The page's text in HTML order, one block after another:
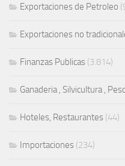
Exportaciones de Petroleo
Exportaciones no
Finanzas Publicas (3.814)
Ganaderia , Silvicultura ,
Hoteles, Restaurantes (44)
Importaciones (234)